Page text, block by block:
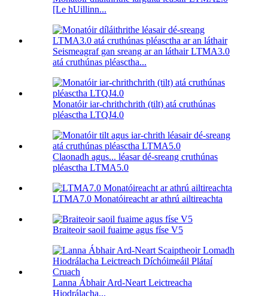
[Le hUillinn...
Seismeagraf gan sreang ar an láthair LTMA3.0
atá cruthúnas pléasctha...
Monatóir iar-chrithchrith (tilt) atá cruthúnas
pléasctha LTQJ4.0
Claonadh agus... léasar dé-sreang cruthúnas
pléasctha LTMA5.0
LTMA7.0 Monatóireacht ar athrú ailtireachta
Braiteoir saoil fuaime agus físe V5
Lanna Ábhair Ard-Neart Leictreacha
Hiodrálacha...